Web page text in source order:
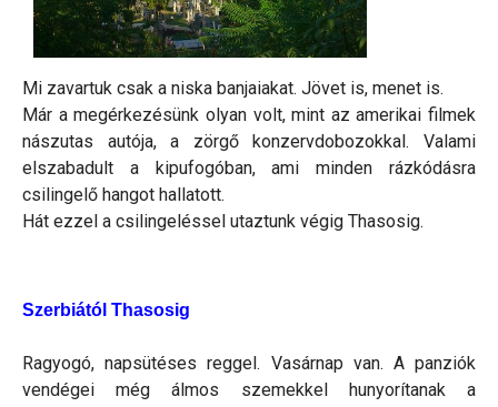
Mi zavartuk csak a niska banjaiakat. Jövet is, menet is.
Már a megérkezésünk olyan volt, mint az amerikai filmek
nászutas autója, a zörgő konzervdobozokkal. Valami
elszabadult a kipufogóban, ami minden rázkódásra
csilingelő hangot hallatott.
Hát ezzel a csilingeléssel utaztunk végig Thasosig.
Szerbiától Thasosig
Ragyogó, napsütéses reggel. Vasárnap van. A panziók
vendégei még álmos szemekkel hunyorítanak a